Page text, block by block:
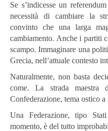
Se s’indicesse un
necessità di cambiare la
convinto che una larga
cambiamento. Anche i partiti
scampo. Immaginare una
Grecia, nell’attuale contesto
Naturalmente, non basta
come. La strada maestra
Confederazione, tema ostico
Una Federazione, tipo
momento, è del tutto